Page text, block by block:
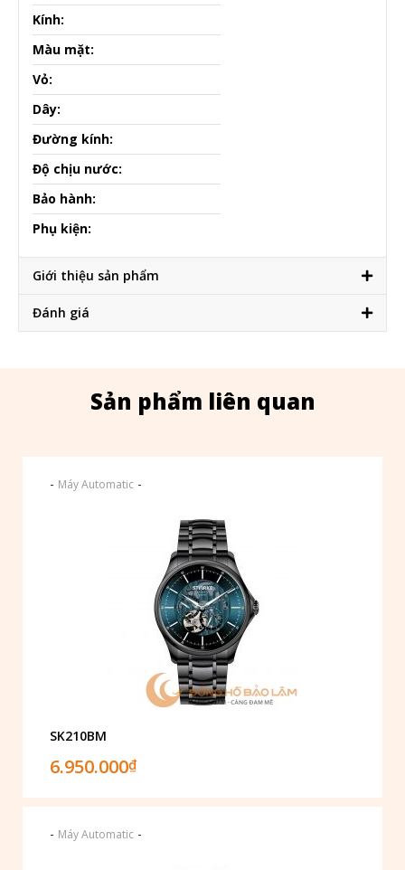
Kính:
Màu mặt:
Vỏ:
Dây:
Đường kính:
Độ chịu nước:
Bảo hành:
Phụ kiện:
Giới thiệu sản phẩm
Đánh giá
Sản phẩm liên quan
- Máy Automatic -
SK210BM
6.950.000₫
- Máy Automatic -